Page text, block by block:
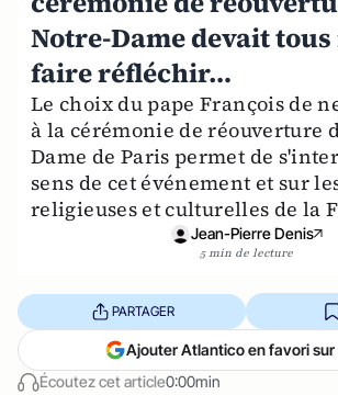
Notre-Dame devait tous
faire réfléchir…
Le choix du pape François de
à la cérémonie de réouverture
Dame de Paris permet de
sens de cet événement et sur
religieuses et culturelles de la
Jean-Pierre Denis
5 min de lecture
Écoutez cet article0:00min
PARTAGER
Ajouter Atlantico en favori sur